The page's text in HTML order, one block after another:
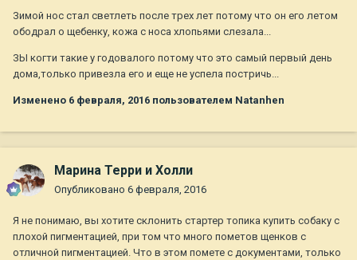
Зимой нос стал светлеть после трех лет потому что он его летом
ободрал о щебенку, кожа с носа хлопьями слезала...
ЗЫ когти такие у годовалого потому что это самый первый день
дома,только привезла его и еще не успела постричь...
Изменено 6 февраля, 2016 пользователем Natanhen
Марина Терри и Холли
Опубликовано 6 февраля, 2016
Я не понимаю, вы хотите склонить стартер топика купить собаку с
плохой пигментацией, при том что много пометов щенков с
отличной пигментацией. Что в этом помете с документами, только